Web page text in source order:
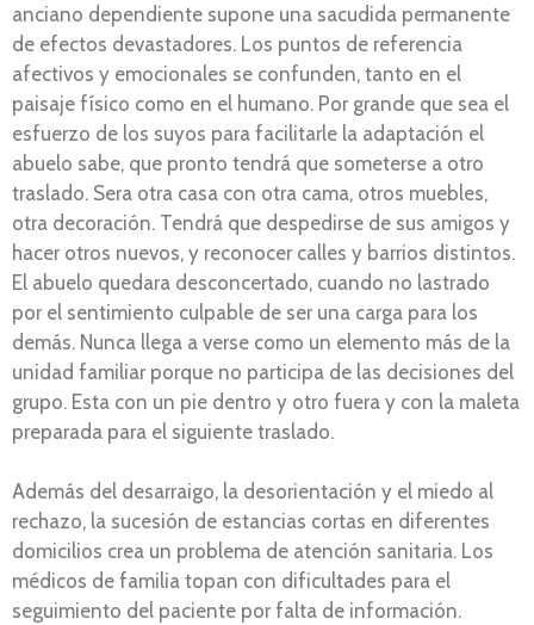
anciano dependiente supone una sacudida permanente
de efectos devastadores. Los puntos de referencia
afectivos y emocionales se confunden, tanto en el
paisaje físico como en el humano. Por grande que sea el
esfuerzo de los suyos para facilitarle la adaptación el
abuelo sabe, que pronto tendrá que someterse a otro
traslado. Sera otra casa con otra cama, otros muebles,
otra decoración. Tendrá que despedirse de sus amigos y
hacer otros nuevos, y reconocer calles y barrios distintos.
El abuelo quedara desconcertado, cuando no lastrado
por el sentimiento culpable de ser una carga para los
demás. Nunca llega a verse como un elemento más de la
unidad familiar porque no participa de las decisiones del
grupo. Esta con un pie dentro y otro fuera y con la maleta
preparada para el siguiente traslado.
Además del desarraigo, la desorientación y el miedo al
rechazo, la sucesión de estancias cortas en diferentes
domicilios crea un problema de atención sanitaria. Los
médicos de familia topan con dificultades para el
seguimiento del paciente por falta de información.